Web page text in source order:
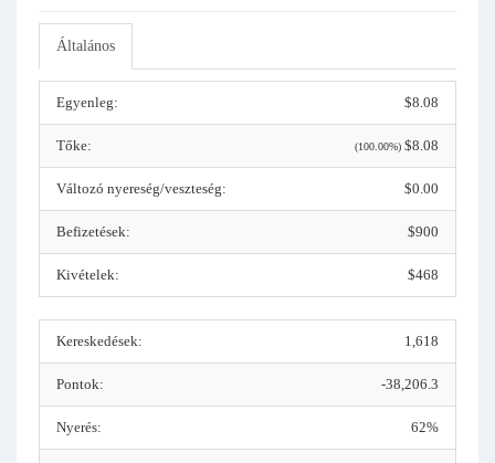
Általános
Egyenleg: $8.08
Tőke: (100.00%) $8.08
Változó nyereség/veszteség: $0.00
Befizetések: $900
Kivételek: $468
Kereskedések: 1,618
Pontok: -38,206.3
Nyerés: 62%